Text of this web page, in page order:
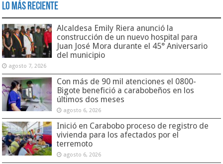
Lo Más Reciente
Alcaldesa Emily Riera anunció la
construcción de un nuevo hospital para
Juan José Mora durante el 45° Aniversario
del municipio
agosto 7, 2026
Con más de 90 mil atenciones el 0800-
Bigote benefició a carabobeños en los
últimos dos meses
agosto 6, 2026
Inició en Carabobo proceso de registro de
vivienda para los afectados por el
terremoto
agosto 6, 2026